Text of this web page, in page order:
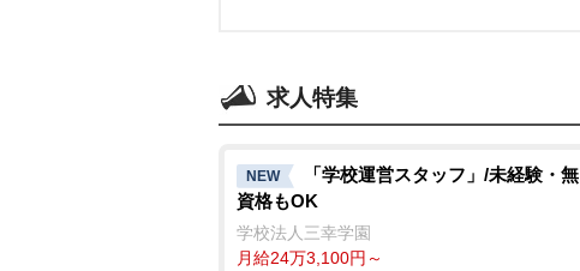
求人特集
NEW
「学校運営スタッフ」/未経験・無
資格もOK
学校法人三幸学園
月給24万3,100円～